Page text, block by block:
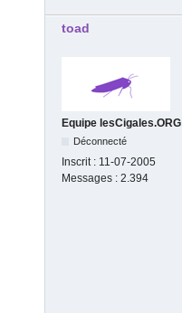
toad
Equipe lesCigales.ORG
Déconnecté
Inscrit : 11-07-2005
Messages : 2.394